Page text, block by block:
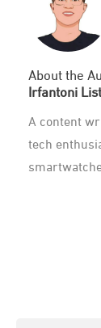
About the
Irfantoni
A content
tech